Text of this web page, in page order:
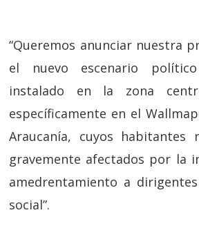
“Queremos anunciar nuestra
el nuevo escenario
instalado en la zona
específicamente en el
Araucanía, cuyos habitantes
gravemente afectados por la
amedrentamiento a
social”.